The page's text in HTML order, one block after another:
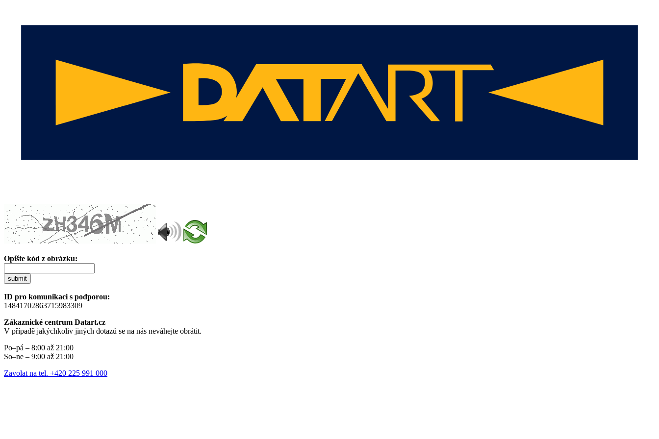
Opište kód z obrázku:
submit
ID pro komunikaci s podporou:
14841702863715983309
Zákaznické centrum Datart.cz
V případě jakýchkoliv jiných dotazů se na nás neváhejte obrátit.
Po–pá – 8:00 až 21:00
So–ne – 9:00 až 21:00
Zavolat na tel. +420 225 991 000